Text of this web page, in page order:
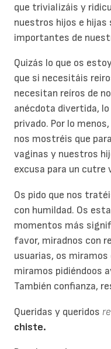
que trivializáis y
nuestros hijos e
importantes de
Quizás lo que os
que si necesitáis
necesitan reíros de
anécdota divertida,
privado. Por lo
nos mostréis que
vaginas y nuestros
excusa para un cutre
Os pido que nos
con humildad. Os
momentos más
favor, miradnos con
usuarias, os
miramos pidiéndoos
También confianza,
Queridas y queridos
chiste.